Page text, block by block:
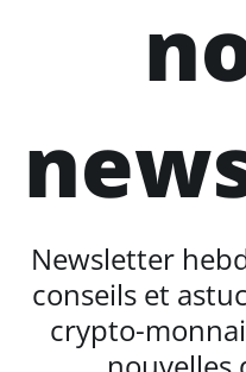
Newsletter
conseils et
crypto-